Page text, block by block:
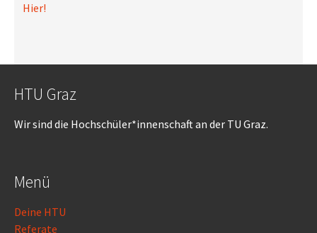
Hier!
HTU Graz
Wir sind die Hochschüler*innenschaft an der TU Graz.
Menü
Deine HTU
Referate